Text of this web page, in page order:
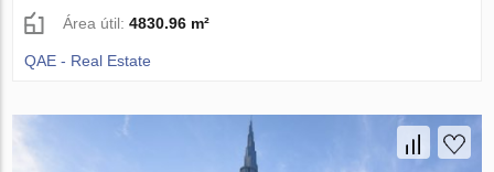
Área útil:4830.96 m²
QAE - Real Estate